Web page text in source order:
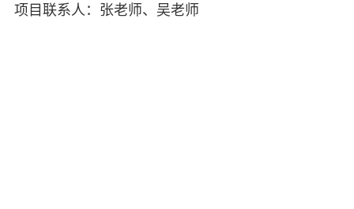
项目联系人：张老师、吴老师